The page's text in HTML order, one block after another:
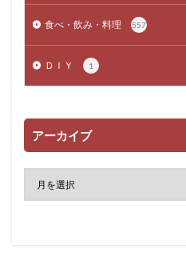
食べ・飲み・料理 557
ＤＩＹ 1
アーカイブ